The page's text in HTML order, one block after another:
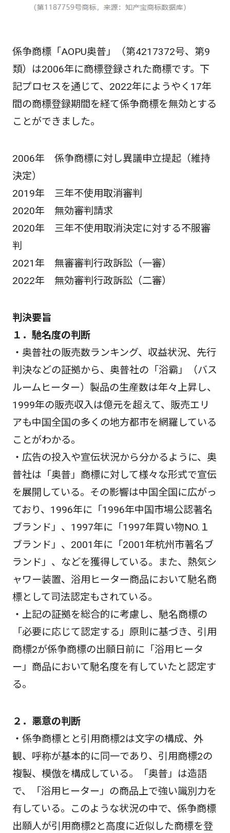
係争商標「AOPU奥普」（第4217372号、第9
類）は2006年に商標登録された商標です。下
記プロセスを通じて、2022年にようやく17年
間の商標登録期間を経て係争商標を無効とする
ことができました。
2006年 係争商標に対し異議申立提起（維持
決定）
2019年 三年不使用取消審判
2020年 無効審判請求
2020年 三年不使用取消決定に対する不服審
判
2021年 無審審判行政訴訟（一審）
2022年 無効審判行政訴訟（二審）
判決要旨
１．馳名度の判断
・奥普社の販売数ランキング、収益状況、先行
判決などの証拠から、奥普社の「浴霸」（バス
ルームヒーター）製品の生産数は年々上昇し、
1999年の販売収入は億元を超えて、販売エリ
アも中国全国の多くの地方都市を網羅している
ことがわかる。
・広告の投入や宣伝状況から分かるように、奥
普社は「奥普」商標に対して様々な形式で宣伝
を展開している。その影響は中国全国に広がっ
ており、1996年に「1996年中国市場公認著名
ブランド」、1997年に「1997年買い物NO.１
ブランド」、2001年に「2001年杭州市著名ブ
ランド」、などを獲得している。また、熱気シ
ャワー装置、浴用ヒーター商品において馳名商
標として司法認定もされている。
・上記の証拠を総合的に考慮し、馳名商標の
「必要に応じて認定する」原則に基づき、引用
商標2が係争商標の出願日前に「浴用ヒータ
ー」商品において馳名度を有していたと認定す
る。
２．悪意の判断
・係争商標とと引用商標2は文字の構成、外
観、呼称が基本的に同一であり、引用商標2の
複製、模倣を構成している。「奥普」は造語
で、「浴用ヒーター」の商品上で強い識別力を
有している。このような状況の中で、係争商標
出願人が引用商標2と高度に近似した商標を登